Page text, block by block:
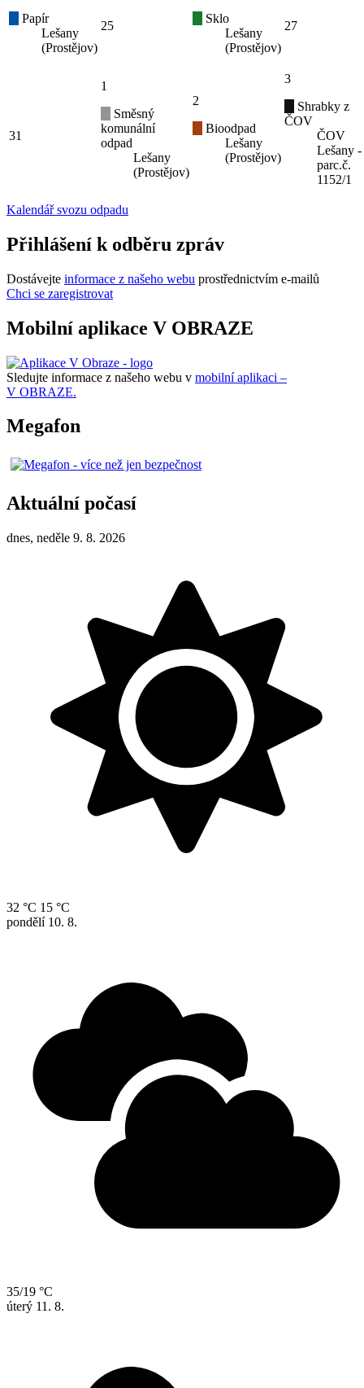
Papír
Lešany
(Prostějov)
25
Sklo
Lešany
(Prostějov)
27
31
1
Směsný
komunální
odpad
Lešany
(Prostějov)
2
Bioodpad
Lešany
(Prostějov)
3
Shrabky z
ČOV
ČOV
Lešany -
parc.č.
1152/1
Kalendář svozu odpadu
Přihlášení k odběru zpráv
Dostávejte informace z našeho webu prostřednictvím e-mailů
Chci se zaregistrovat
Mobilní aplikace V OBRAZE
Sledujte informace z našeho webu v mobilní aplikaci –
V OBRAZE.
Megafon
Aktuální počasí
dnes, neděle 9. 8. 2026
32 °C 15 °C
pondělí 10. 8.
35/19 °C
úterý 11. 8.